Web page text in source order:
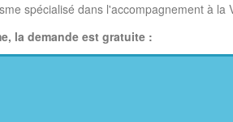
spécialisé dans l'accompagnement à la
la demande est gratuite :